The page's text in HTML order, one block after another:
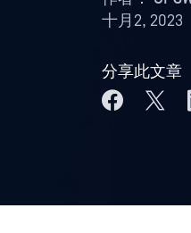
十月2, 2023
分享此文章